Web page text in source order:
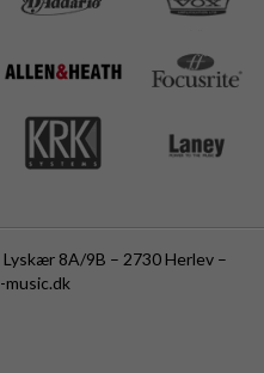
8A/9B – 2730 Herlev –